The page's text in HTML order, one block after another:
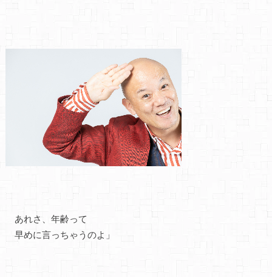
あれさ、年齢って
早めに言っちゃうのよ」